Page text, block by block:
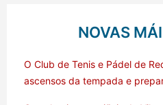
NOVAS
O Club de Tenis e Pádel de
ascensos da tempada e